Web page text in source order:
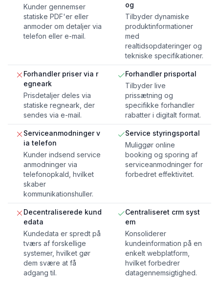
Kunder gennemser
statiske PDF'er eller
anmoder om detaljer via
telefon eller e-mail.
og
Tilbyder dynamiske
produktinformationer
med
realtidsopdateringer og
tekniske specifikationer.
Forhandler priser via r
egneark
Prisdetaljer deles via
statiske regneark, der
sendes via e-mail.
Forhandler prisportal
Tilbyder live
prissætning og
specifikke forhandler
rabatter i digitalt format.
Serviceanmodninger v
ia telefon
Kunder indsend service
anmodninger via
telefonopkald, hvilket
skaber
kommunikationshuller.
Service styringsportal
Muliggør online
booking og sporing af
serviceanmodninger for
forbedret effektivitet.
Decentraliserede kund
edata
Kundedata er spredt på
tværs af forskellige
systemer, hvilket gør
dem svære at få
adgang til.
Centraliseret crm syst
em
Konsoliderer
kundeinformation på en
enkelt webplatform,
hvilket forbedrer
datagennemsigtighed.